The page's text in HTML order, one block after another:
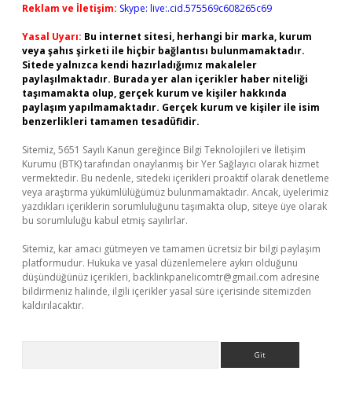
Reklam ve İletişim: Skype: live:.cid.575569c608265c69
Yasal Uyarı: Bu internet sitesi, herhangi bir marka, kurum
veya şahıs şirketi ile hiçbir bağlantısı bulunmamaktadır.
Sitede yalnızca kendi hazırladığımız makaleler
paylaşılmaktadır. Burada yer alan içerikler haber niteliği
taşımamakta olup, gerçek kurum ve kişiler hakkında
paylaşım yapılmamaktadır. Gerçek kurum ve kişiler ile isim
benzerlikleri tamamen tesadüfidir.
Sitemiz, 5651 Sayılı Kanun gereğince Bilgi Teknolojileri ve İletişim
Kurumu (BTK) tarafından onaylanmış bir Yer Sağlayıcı olarak hizmet
vermektedir. Bu nedenle, sitedeki içerikleri proaktif olarak denetleme
veya araştırma yükümlülüğümüz bulunmamaktadır. Ancak, üyelerimiz
yazdıkları içeriklerin sorumluluğunu taşımakta olup, siteye üye olarak
bu sorumluluğu kabul etmiş sayılırlar.
Sitemiz, kar amacı gütmeyen ve tamamen ücretsiz bir bilgi paylaşım
platformudur. Hukuka ve yasal düzenlemelere aykırı olduğunu
düşündüğünüz içerikleri, backlinkpanelicomtr@gmail.com adresine
bildirmeniz halinde, ilgili içerikler yasal süre içerisinde sitemizden
kaldırılacaktır.